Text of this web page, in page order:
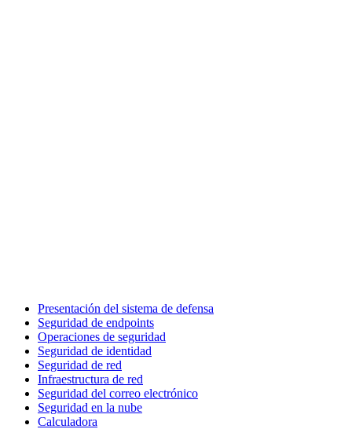
Presentación del sistema de defensa
Seguridad de endpoints
Operaciones de seguridad
Seguridad de identidad
Seguridad de red
Infraestructura de red
Seguridad del correo electrónico
Seguridad en la nube
Calculadora